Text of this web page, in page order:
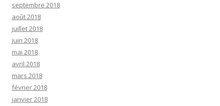
septembre 2018
août 2018
juillet 2018
juin 2018
mai 2018
avril 2018
mars 2018
février 2018
janvier 2018